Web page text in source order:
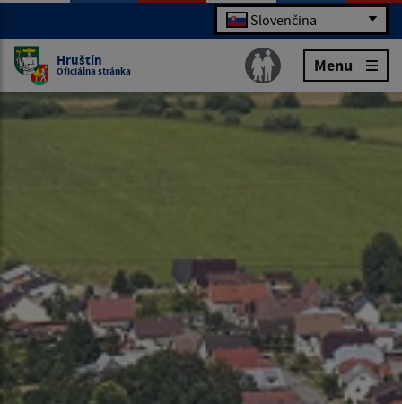
Slovenčina
Hruštín
Oficiálna stránka Menu